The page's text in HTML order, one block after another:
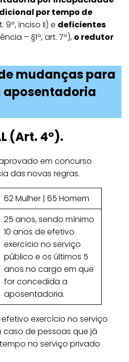
por tempo de
9º, inciso II) e deficientes
– §1º, art. 7º), o redutor
mudanças para
aposentadoria
(Art. 4º).
em concurso
das novas regras.
62 Mulher | 65 Homem
25 anos, sendo mínimo
10 anos de efetivo
exercício no serviço
público e os últimos 5
anos no cargo em que
for concedida a
aposentadoria.
exercício no serviço
caso de pessoas que já
no serviço privado